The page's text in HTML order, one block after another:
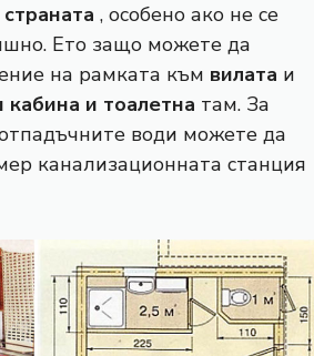
страната , особено ако не се
Ето защо можете да
на рамката към вилата и
кабина и тоалетна там. За
води можете да
канализационната станция